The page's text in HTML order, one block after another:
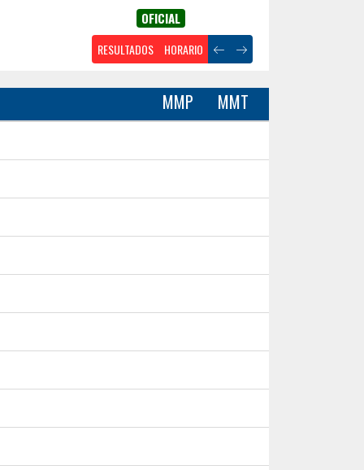
OFICIAL
RESULTADOS HORARIO
MMP MMT